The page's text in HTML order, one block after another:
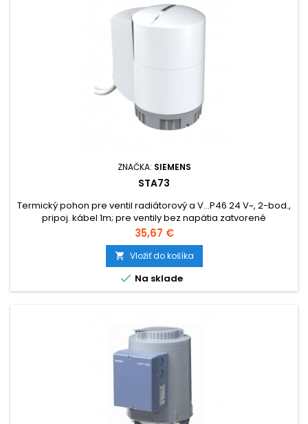
ZNAČKA: SIEMENS
STA73
Termický pohon pre ventil radiátorový a V...P46 24 V~, 2-bod.,
pripoj. kábel 1m; pre ventily bez napätia zatvorené
Cena
35,67 €
 Vložiť do košíka
 Na sklade